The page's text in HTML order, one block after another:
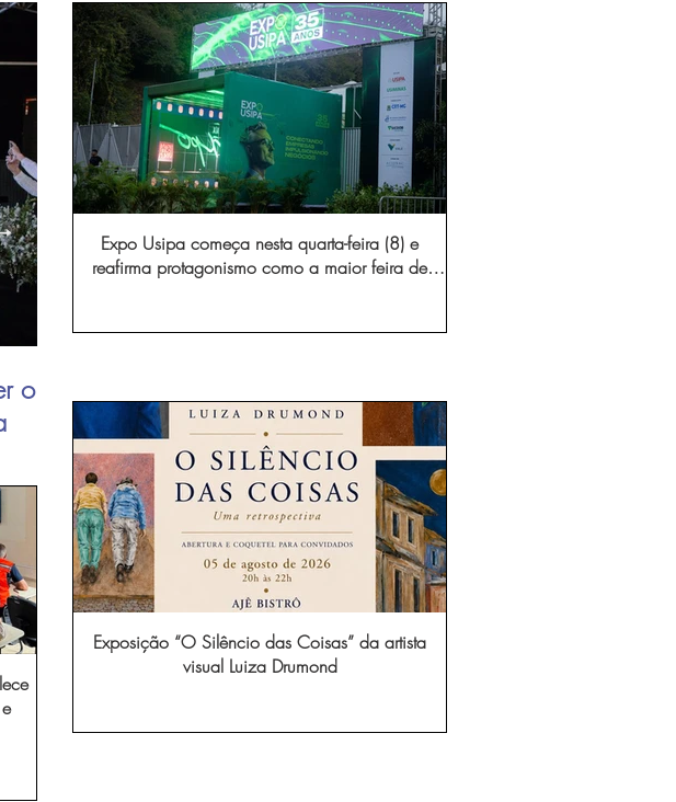
o
viagens de caminhões por ano pelas vias de Timóteo
Expo Usipa começa nesta quarta-feira (8) e
reafirma protagonismo como a maior feira de
Exposição “O Silêncio das Coisas” da artista
visual Luiza Drumond